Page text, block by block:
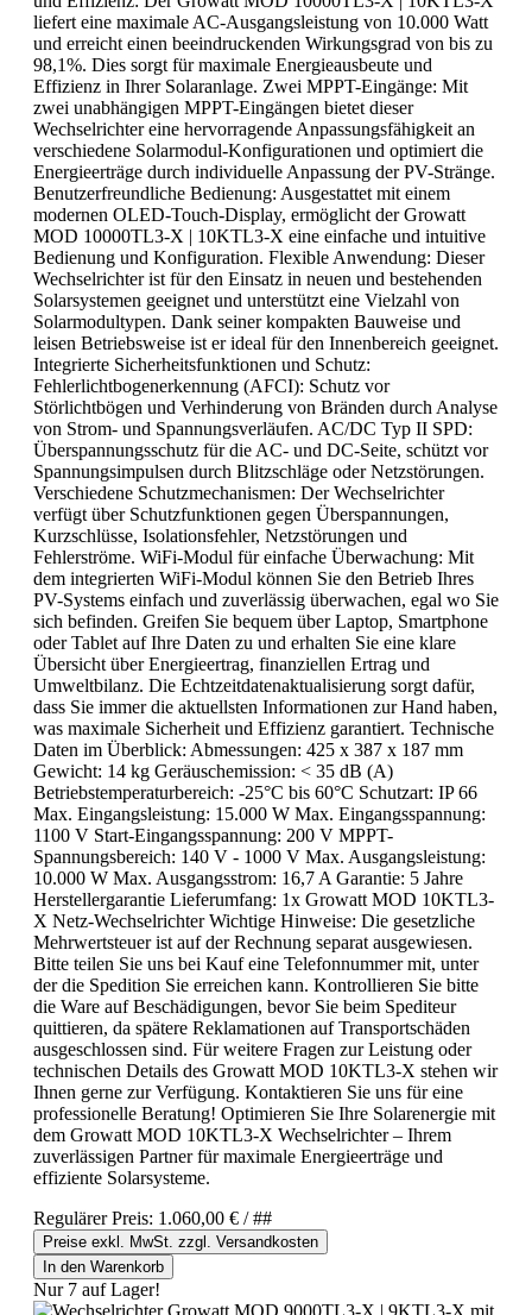
liefert eine maximale AC-Ausgangsleistung von 10.000 Watt
und erreicht einen beeindruckenden Wirkungsgrad von bis zu
98,1%. Dies sorgt für maximale Energieausbeute und
Effizienz in Ihrer Solaranlage. Zwei MPPT-Eingänge: Mit
zwei unabhängigen MPPT-Eingängen bietet dieser
Wechselrichter eine hervorragende Anpassungsfähigkeit an
verschiedene Solarmodul-Konfigurationen und optimiert die
Energieerträge durch individuelle Anpassung der PV-Stränge.
Benutzerfreundliche Bedienung: Ausgestattet mit einem
modernen OLED-Touch-Display, ermöglicht der Growatt
MOD 10000TL3-X | 10KTL3-X eine einfache und intuitive
Bedienung und Konfiguration. Flexible Anwendung: Dieser
Wechselrichter ist für den Einsatz in neuen und bestehenden
Solarsystemen geeignet und unterstützt eine Vielzahl von
Solarmodultypen. Dank seiner kompakten Bauweise und
leisen Betriebsweise ist er ideal für den Innenbereich geeignet.
Integrierte Sicherheitsfunktionen und Schutz:
Fehlerlichtbogenerkennung (AFCI): Schutz vor
Störlichtbögen und Verhinderung von Bränden durch Analyse
von Strom- und Spannungsverläufen. AC/DC Typ II SPD:
Überspannungsschutz für die AC- und DC-Seite, schützt vor
Spannungsimpulsen durch Blitzschläge oder Netzstörungen.
Verschiedene Schutzmechanismen: Der Wechselrichter
verfügt über Schutzfunktionen gegen Überspannungen,
Kurzschlüsse, Isolationsfehler, Netzstörungen und
Fehlerströme. WiFi-Modul für einfache Überwachung: Mit
dem integrierten WiFi-Modul können Sie den Betrieb Ihres
PV-Systems einfach und zuverlässig überwachen, egal wo Sie
sich befinden. Greifen Sie bequem über Laptop, Smartphone
oder Tablet auf Ihre Daten zu und erhalten Sie eine klare
Übersicht über Energieertrag, finanziellen Ertrag und
Umweltbilanz. Die Echtzeitdatenaktualisierung sorgt dafür,
dass Sie immer die aktuellsten Informationen zur Hand haben,
was maximale Sicherheit und Effizienz garantiert. Technische
Daten im Überblick: Abmessungen: 425 x 387 x 187 mm
Gewicht: 14 kg Geräuschemission: < 35 dB (A)
Betriebstemperaturbereich: -25°C bis 60°C Schutzart: IP 66
Max. Eingangsleistung: 15.000 W Max. Eingangsspannung:
1100 V Start-Eingangsspannung: 200 V MPPT-
Spannungsbereich: 140 V - 1000 V Max. Ausgangsleistung:
10.000 W Max. Ausgangsstrom: 16,7 A Garantie: 5 Jahre
Herstellergarantie Lieferumfang: 1x Growatt MOD 10KTL3-
X Netz-Wechselrichter Wichtige Hinweise: Die gesetzliche
Mehrwertsteuer ist auf der Rechnung separat ausgewiesen.
Bitte teilen Sie uns bei Kauf eine Telefonnummer mit, unter
der die Spedition Sie erreichen kann. Kontrollieren Sie bitte
die Ware auf Beschädigungen, bevor Sie beim Spediteur
quittieren, da spätere Reklamationen auf Transportschäden
ausgeschlossen sind. Für weitere Fragen zur Leistung oder
technischen Details des Growatt MOD 10KTL3-X stehen wir
Ihnen gerne zur Verfügung. Kontaktieren Sie uns für eine
professionelle Beratung! Optimieren Sie Ihre Solarenergie mit
dem Growatt MOD 10KTL3-X Wechselrichter – Ihrem
zuverlässigen Partner für maximale Energieerträge und
effiziente Solarsysteme.
Regulärer Preis: 1.060,00 € / ##
Preise exkl. MwSt. zzgl. Versandkosten
In den Warenkorb
Nur 7 auf Lager!